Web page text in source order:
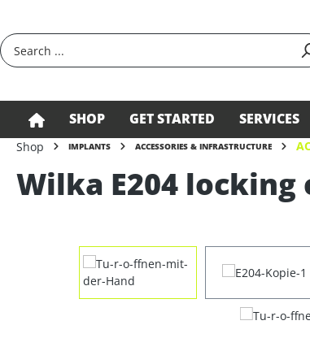
SHOP GET STARTED SERVICES
Shop IMPLANTS ACCESSORIES & INFRASTRUCTURE
Wilka E204
Skip image gallery